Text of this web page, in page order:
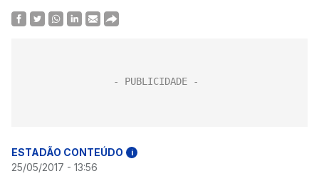
ESTADÃO CONTEÚDO i
25/05/2017 - 13:56